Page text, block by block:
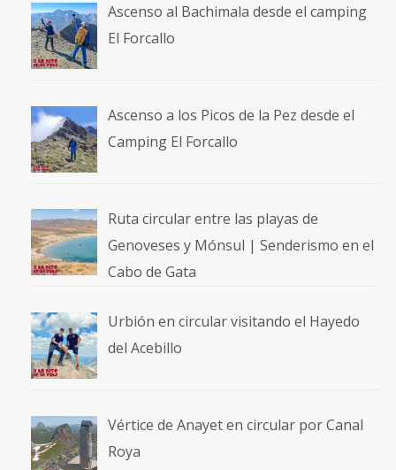
Ascenso al Bachimala desde el camping
El Forcallo
Ascenso a los Picos de la Pez desde el
Camping El Forcallo
Ruta circular entre las playas de
Genoveses y Mónsul | Senderismo en el
Cabo de Gata
Urbión en circular visitando el Hayedo
del Acebillo
Vértice de Anayet en circular por Canal
Roya